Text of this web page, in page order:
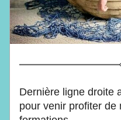
Dernière ligne droite
pour venir profiter de